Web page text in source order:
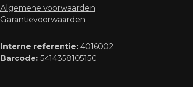
Algemene voorwaard​en
Garantievoorwaarden
Interne referentie: 4016002
Barcode: 5414358105150